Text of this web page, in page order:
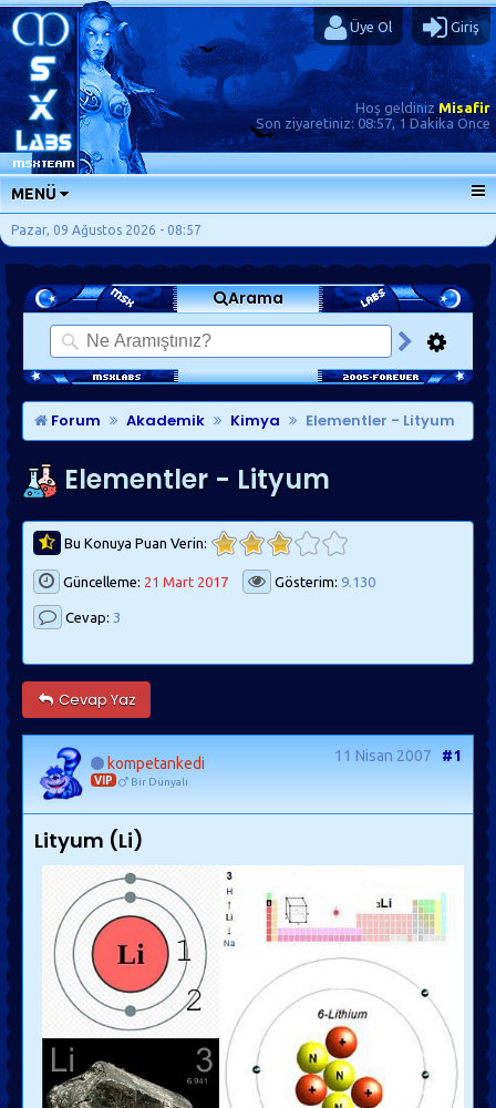
Üye Ol Giriş
Hoş geldinizMisafir
Son ziyaretiniz: 08:57, 1 Dakika Önce
MENÜ
ANA SAYFA
FORUMLAR
SORU-CEVAP
GÜNLÜKLER
SON MESAJLAR
KISAYOLLAR
Pazar, 09 Ağustos 2026 - 08:57
Arama
Forum Akademik Kimya Elementler - Lityum
Elementler - Lityum
Bu Konuya Puan Verin:
Güncelleme: 21 Mart 2017 Gösterim: 9.130
Cevap: 3
Cevap Yaz
kompetankedi
VIP Bir Dünyalı
11 Nisan 2007 #1
Lityum (Li)